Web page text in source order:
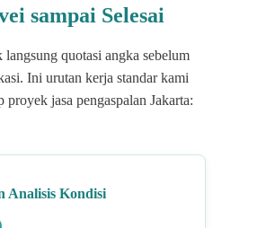
sampai Selesai
quotasi angka sebelum
Ini urutan kerja standar kami
proyek jasa pengaspalan Jakarta:
Analisis Kondisi